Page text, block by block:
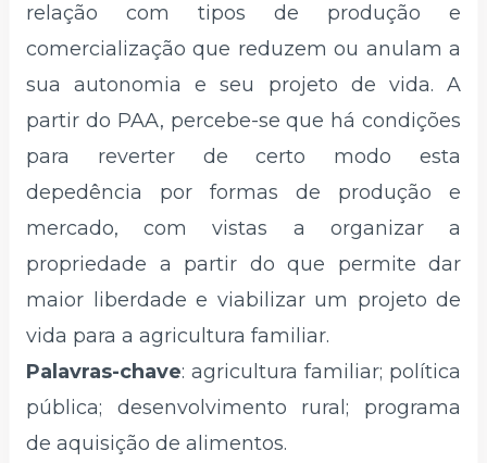
relação com tipos de produção e
comercialização que reduzem ou anulam a
sua autonomia e seu projeto de vida. A
partir do PAA, percebe-se que há condições
para reverter de certo modo esta
depedência por formas de produção e
mercado, com vistas a organizar a
propriedade a partir do que permite dar
maior liberdade e viabilizar um projeto de
vida para a agricultura familiar.
Palavras-chave: agricultura familiar; política
pública; desenvolvimento rural; programa
de aquisição de alimentos.